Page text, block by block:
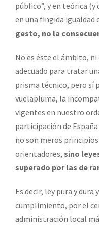
público”, y en teórica
en una fingida igualdad
gesto, no la
No es éste el ámbito,
adecuado para tratar
prisma técnico, pero sí
vuelapluma, la
vigentes en nuestro
participación de
no son meros
orientadores, sino
superado por las de
Es decir, ley pura y
cumplimiento, por el
administración local